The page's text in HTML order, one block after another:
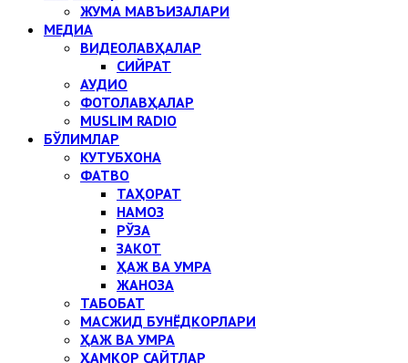
ЖУМА МАВЪИЗАЛАРИ
МЕДИА
ВИДЕОЛАВҲАЛАР
СИЙРАТ
АУДИО
ФОТОЛАВҲАЛАР
MUSLIM RADIO
БЎЛИМЛАР
КУТУБХОНА
ФАТВО
ТАҲОРАТ
НАМОЗ
РЎЗА
ЗАКОТ
ҲАЖ ВА УМРА
ЖАНОЗА
ТАБОБАТ
МАСЖИД БУНЁДКОРЛАРИ
ҲАЖ ВА УМРА
ҲАМКОР САЙТЛАР